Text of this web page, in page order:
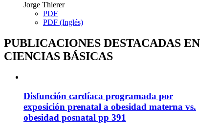
Jorge Thierer
PDF
PDF (Inglés)
PUBLICACIONES DESTACADAS EN
CIENCIAS BÁSICAS
Disfunción cardíaca programada por
exposición prenatal a obesidad materna vs.
obesidad posnatal pp 391